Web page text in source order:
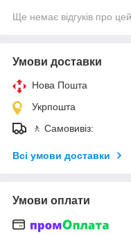
Ще немає відгуків про
Умови доставки
Нова Пошта
Укрпошта
🚶 Самовивіз:
Всі умови доставки
Умови оплати